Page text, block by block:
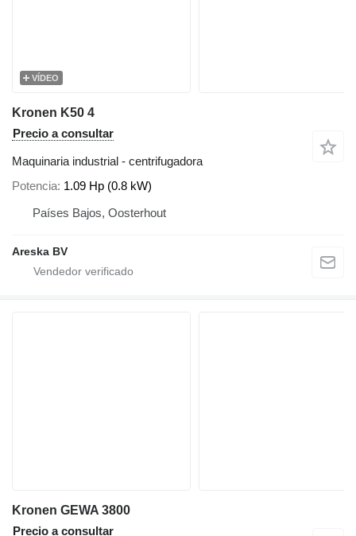
VÍDEO
Kronen K50 4
Precio a consultar
Maquinaria industrial - centrifugadora
Potencia 1.09 Hp (0.8 kW)
Países Bajos, Oosterhout
Areska BV
Kronen GEWA 3800
Precio a consultar